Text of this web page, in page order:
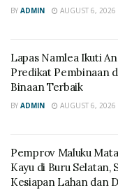
BY ADMIN AUGUST 6, 2026
Lapas Namlea Ikuti
Predikat Pembinaan
Binaan Terbaik
BY ADMIN AUGUST 6, 2026
‎Pemprov Maluku
Kayu di Buru Selatan,
Kesiapan Lahan dan